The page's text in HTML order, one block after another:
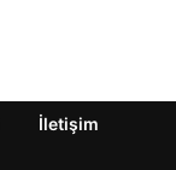
İletişim